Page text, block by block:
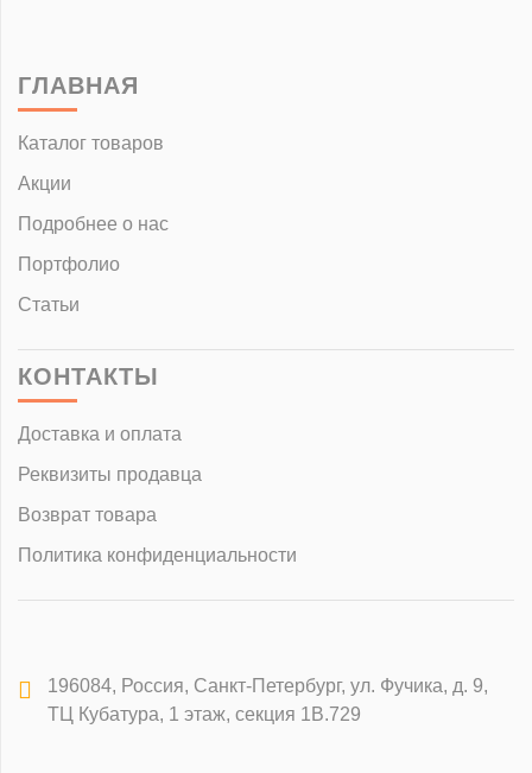
ГЛАВНАЯ
Каталог товаров
Акции
Подробнее о нас
Портфолио
Статьи
КОНТАКТЫ
Доставка и оплата
Реквизиты продавца
Возврат товара
Политика конфиденциальности
196084, Россия, Санкт-Петербург, ул. Фучика, д. 9,
ТЦ Кубатура, 1 этаж, секция 1В.729